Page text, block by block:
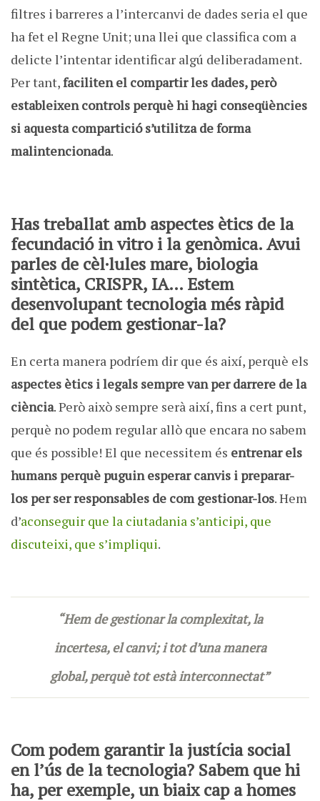
filtres i barreres a l’intercanvi de dades seria el que
ha fet el Regne Unit; una llei que classifica com a
delicte l’intentar identificar algú deliberadament.
Per tant,faciliten el compartir les dades, però
estableixen controls perquè hi hagi conseqüències
si aquesta compartició s’utilitza de forma
malintencionada.
Has treballat amb aspectes ètics de la
fecundació in vitro i la genòmica. Avui
parles de cèl·lules mare, biologia
sintètica, CRISPR, IA… Estem
desenvolupant tecnologia més ràpid
del que podem gestionar-la?
En certa manera podríem dir que és així, perquè els
aspectes ètics i legals sempre van per darrere de la
ciència. Però això sempre serà així, fins a cert punt,
perquè no podem regular allò que encara no sabem
que és possible! El que necessitem és entrenar els
humans perquè puguin esperar canvis i preparar-
los per ser responsables de com gestionar-los. Hem
d’aconseguir que la ciutadania s’anticipi, que
discuteixi, que s’impliqui.
“Hem de gestionar la complexitat, la
incertesa, el canvi; i tot d’una manera
global, perquè tot està interconnectat”
Com podem garantir la justícia social
en l’ús de la tecnologia? Sabem que hi
ha, per exemple, un biaix cap a homes